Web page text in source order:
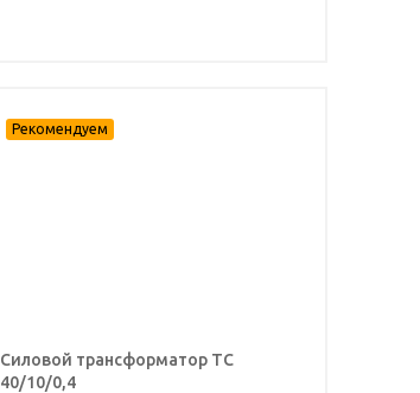
Силовой трансформатор ТС
40/10/0,4